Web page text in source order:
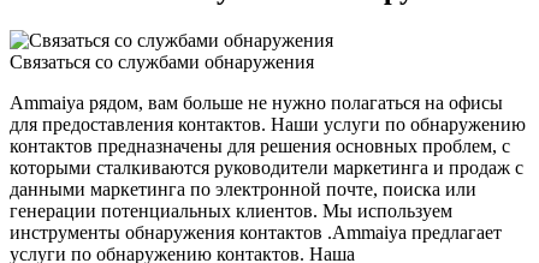
Связаться со службами обнаружения
Ammaiya рядом, вам больше не нужно полагаться на офисы
для предоставления контактов. Наши услуги по обнаружению
контактов предназначены для решения основных проблем, с
которыми сталкиваются руководители маркетинга и продаж с
данными маркетинга по электронной почте, поиска или
генерации потенциальных клиентов. Мы используем
инструменты обнаружения контактов .Ammaiya предлагает
услуги по обнаружению контактов. Наша